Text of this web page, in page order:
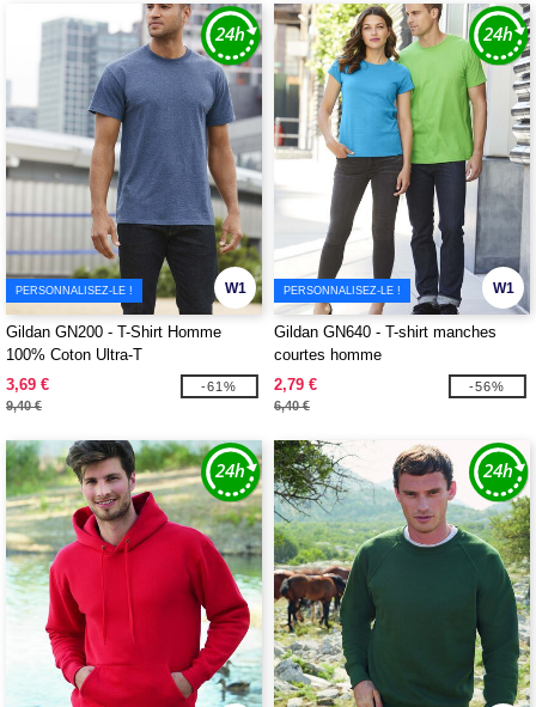
W1
PERSONNALISEZ-LE !
Gildan GN200 - T-Shirt Homme
100% Coton Ultra-T
3,69 €
9,40 €
-61%
W1
PERSONNALISEZ-LE !
Gildan GN640 - T-shirt manches
courtes homme
2,79 €
6,40 €
-56%